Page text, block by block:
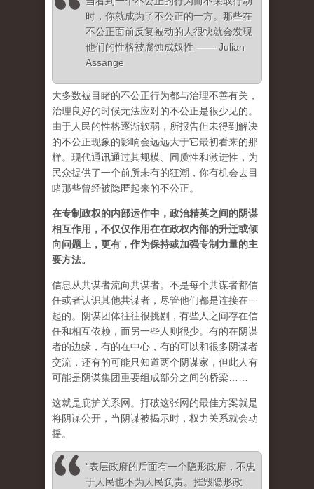
时，你就成为了不公正的一方。那些在
不公正面前反复被动的人很快就会发现
他们的性格被腐蚀成奴性 —— Julian
Assange
大多数被目睹的不公正行为都与治理不善有关，
治理良好的时候无法应对的不公正是很少见的。
由于人民的性格逐渐软弱，所报告但未得到解决
的不公正现象的影响会远远大于它最初看来的那
样。现代通讯通过其规模、同质性和激进性，为
民众提供了一个前所未有的狂潮，你有机会去目
睹那些曾经被隐匿起来的不公正。
在专制政权的内部运作中，政治精英之间的阴谋
相互作用，不仅仅作用在在政权内部的升迁或倾
向问题上，更有，作为保持或加强专制力量的主
要方法。
信息从共谋者流向共谋者。不是每个共谋者都信
任或者认识其他共谋者，尽管他们都是连接在一
起的。阴谋团体往往很挑剔，有些人之间存在信
任和相互依赖，而另一些人则很少。有的在阴谋
者的边缘，有的在中心，有的可以和很多阴谋者
交流，还有的可能只知道两个阴谋家，但此人有
可能是阴谋集团重要组成部分之间的桥梁……
这就是庇护关系网。打破这张网的最佳方案就是
将阴谋公开，当阴谋被揭示时，权力关系就会动
摇。
“表层政府的后面有一个隐形政府，不忠
于人民也不为人民负责。摧毁隐形政